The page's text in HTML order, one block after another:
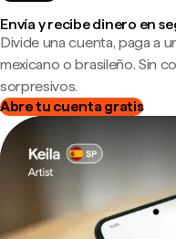
Envía y recibe dinero en
Divide una cuenta, paga a
mexicano o brasileño. Sin
sorpresivos.
Abre tu cuenta gratis